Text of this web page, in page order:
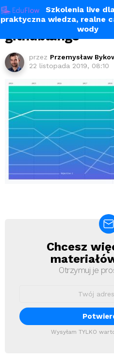
Szkolenia live
praktyczna wiedza, realne
wody
githublangs
przez Przemysław
22 listopada 2019, 08:10
NewsletterChcesz
Otrzymuj je
Wysyłam TYLKO